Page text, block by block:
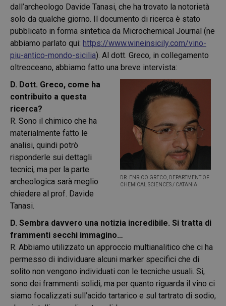
dall’archeologo Davide Tanasi, che ha trovato la notorietà
solo da qualche giorno. Il documento di ricerca è stato
pubblicato in forma sintetica da Microchemical Journal (ne
abbiamo parlato qui: https://www.wineinsicily.com/vino-
piu-antico-mondo-sicilia). Al dott. Greco, in collegamento
oltreoceano, abbiamo fatto una breve intervista:
DR. ENRICO GRECO, DEPARTMENT OF
CHEMICAL SCIENCES / CATANIA
D. Dott. Greco, come ha
contribuito a questa
ricerca?
R. Sono il chimico che ha
materialmente fatto le
analisi, quindi potrò
risponderle sui dettagli
tecnici, ma per la parte
archeologica sarà meglio
chiedere al prof. Davide
Tanasi.
D. Sembra davvero una notizia incredibile. Si tratta di
frammenti secchi immagino…
R. Abbiamo utilizzato un approccio multianalitico che ci ha
permesso di individuare alcuni marker specifici che di
solito non vengono individuati con le tecniche usuali. Si,
sono dei frammenti solidi, ma per quanto riguarda il vino ci
siamo focalizzati sull’acido tartarico e sul tartrato di sodio,